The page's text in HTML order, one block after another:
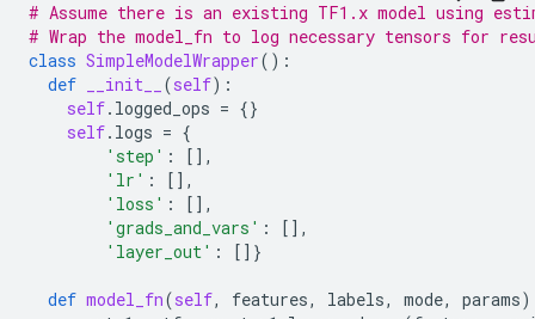
# Assume there is an existing TF1.x model using
# Wrap the model_fn to log necessary tensors for
class SimpleModelWrapper():
def
__init__ (self):
self. logged_ops = {}
self. logs = {
'step' :
[],
'lr' :
[],
'loss' :
[],
'grads_and_vars' :
[],
'layer_out' : []}
def model_fn(self, features, labels, mode, params